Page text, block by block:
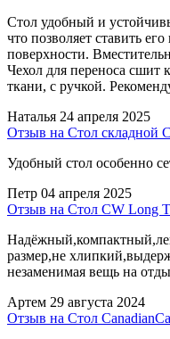
Стол удобный и
что позволяет ставить
поверхности.
Чехол для переноса сшит
ткани, с ручкой.
Наталья 24 апреля 2025
Отзыв на Стол складной
Удобный стол особенно
Петр 04 апреля 2025
Отзыв на Стол CW Long
размер,не
незаменимая вещь на
Артем 29 августа 2024
Отзыв на Стол